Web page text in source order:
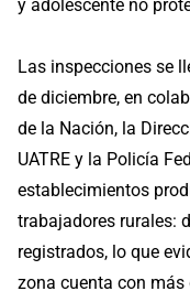
y adolescente no
Las inspecciones se
de diciembre, en
de la Nación, la
UATRE y la Policía
establecimientos
trabajadores rurales:
registrados, lo que
zona cuenta con